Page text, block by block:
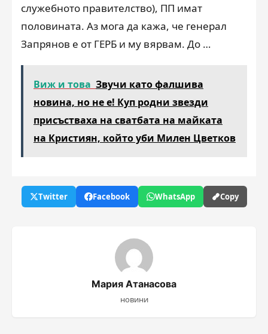
служебното правителство), ПП имат
половината. Аз мога да кажа, че генерал
Запрянов е от ГЕРБ и му вярвам. До …
Виж и това Звучи като фалшива
новина, но не е! Куп родни звезди
присъстваха на сватбата на майката
на Кристиян, който уби Милен Цветков
Twitter Facebook WhatsApp Copy
Мария Атанасова
новини